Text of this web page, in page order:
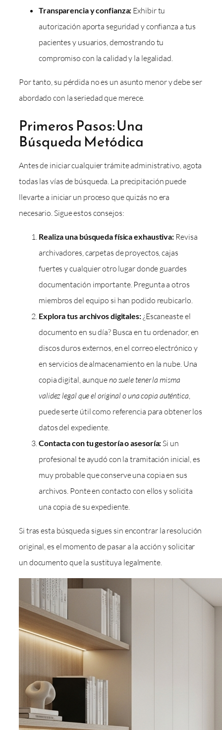
Transparencia y confianza: Exhibir tu
autorización aporta seguridad y confianza a tus
pacientes y usuarios, demostrando tu
compromiso con la calidad y la legalidad.
Por tanto, su pérdida no es un asunto menor y debe ser
abordado con la seriedad que merece.
Primeros Pasos: Una
Búsqueda Metódica
Antes de iniciar cualquier trámite administrativo, agota
todas las vías de búsqueda. La precipitación puede
llevarte a iniciar un proceso que quizás no era
necesario. Sigue estos consejos:
Realiza una búsqueda física exhaustiva: Revisa
archivadores, carpetas de proyectos, cajas
fuertes y cualquier otro lugar donde guardes
documentación importante. Pregunta a otros
miembros del equipo si han podido reubicarlo.
Explora tus archivos digitales:¿Escaneaste el
documento en su día? Busca en tu ordenador, en
discos duros externos, en el correo electrónico y
en servicios de almacenamiento en la nube. Una
copia digital, aunqueno suele tener la misma
validez legal que el original o una copia auténtica,
puede serte útil como referencia para obtener los
datos del expediente.
Contacta con tu gestoría o asesoría:Si un
profesional te ayudó con la tramitación inicial, es
muy probable que conserve una copia en sus
archivos. Ponte en contacto con ellos y solicita
una copia de su expediente.
Si tras esta búsqueda sigues sin encontrar la resolución
original, es el momento de pasar a la acción y solicitar
un documento que la sustituya legalmente.